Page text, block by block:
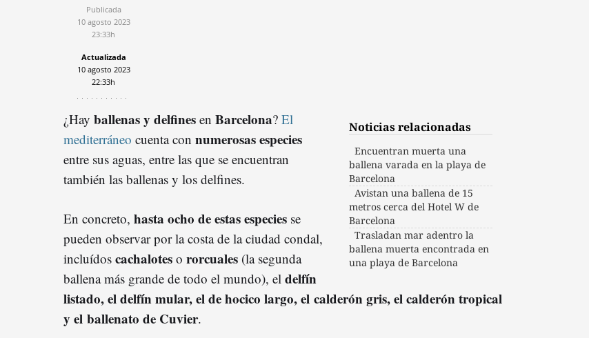
Publicada
10 agosto 2023
23:33h
Actualizada
10 agosto 2023
22:33h
Noticias relacionadas
Encuentran muerta una
ballena varada en la playa de
Barcelona
Avistan una ballena de 15
metros cerca del Hotel W de
Barcelona
Trasladan mar adentro la
ballena muerta encontrada en
una playa de Barcelona
¿Hay ballenas y delfines en Barcelona? El
mediterráneo cuenta con numerosas especies
entre sus aguas, entre las que se encuentran
también las ballenas y los delfines.
En concreto, hasta ocho de estas especies se
pueden observar por la costa de la ciudad condal,
incluídos cachalotes o rorcuales (la segunda
ballena más grande de todo el mundo), el delfín
listado, el delfín mular, el de hocico largo, el calderón gris, el calderón tropical
y el ballenato de Cuvier.